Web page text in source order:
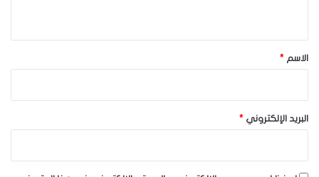
*الاسم *
البريد الإلكتروني *